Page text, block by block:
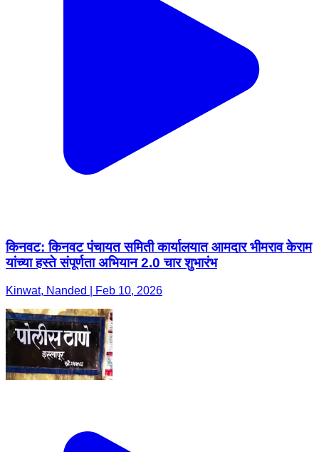
किनवट: किनवट पंचायत समिती कार्यालयात आमदार भीमराव केराम
यांच्या हस्ते संपूर्णता अभियान 2.0 चार शुभारंभ
Kinwat, Nanded | Feb 10, 2026